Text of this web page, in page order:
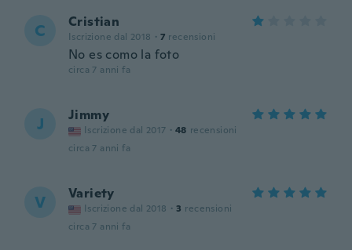
C Cristian
Iscrizione dal 2018 · 7 recensioni
No es como la foto
circa 7 anni fa
J Jimmy
Iscrizione dal 2017 · 48 recensioni
circa 7 anni fa
V Variety
Iscrizione dal 2018 · 3 recensioni
circa 7 anni fa